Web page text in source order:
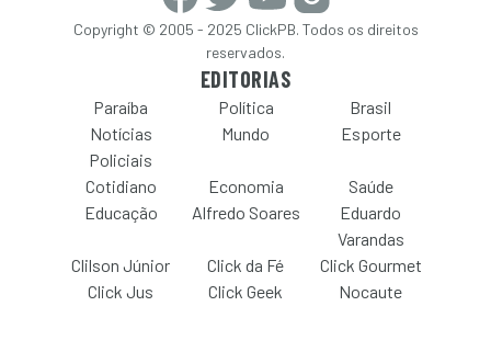
Copyright © 2005 - 2025 ClickPB. Todos os direitos
reservados.
EDITORIAS
Paraíba Política
Brasil
Notícias
Policiais
Mundo Esporte
Cotidiano Economia
Saúde
Educação
Alfredo Soares
Eduardo
Varandas
Clilson Júnior
Click da Fé
Click Gourmet
Click Jus
Click Geek Nocaute